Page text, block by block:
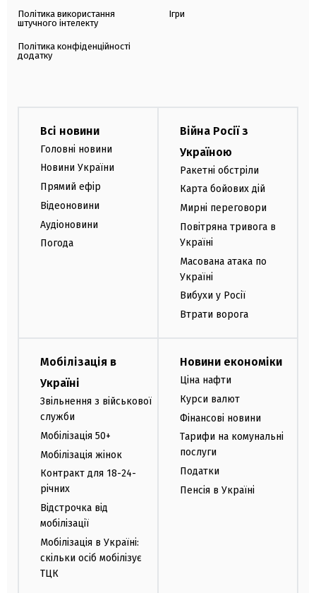
Політика використання
штучного інтелекту
Політика конфіденційності
додатку
Ігри
Всі новини
Головні новини
Новини України
Прямий ефір
Відеоновини
Аудіоновини
Погода
Війна Росії з
Україною
Ракетні обстріли
Карта бойових дій
Мирні переговори
Повітряна тривога в
Україні
Масована атака по
Україні
Вибухи у Росії
Втрати ворога
Мобілізація в
Україні
Звільнення з військової
служби
Мобілізація 50+
Мобілізація жінок
Контракт для 18-24-
річних
Відстрочка від
мобілізації
Мобілізація в Україні:
скільки осіб мобілізує
ТЦК
Новини економіки
Ціна нафти
Курси валют
Фінансові новини
Тарифи на комунальні
послуги
Податки
Пенсія в Україні